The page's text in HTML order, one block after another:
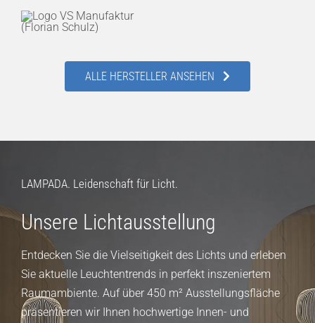
ALLE HERSTELLER ANSEHEN
LAMPADA. Leidenschaft für Licht.
Unsere Lichtausstellung
Entdecken Sie die Vielseitigkeit des Lichts und erleben
Sie aktuelle Leuchtentrends in perfekt inszeniertem
Raumambiente. Auf über 450 m² Ausstellungsfläche
präsentieren wir Ihnen hochwertige Innen- und